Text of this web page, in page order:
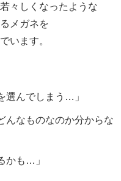
々しくなったような
メガネを
います。
選んでしまう…」
んなものなのか分からな
かも…」